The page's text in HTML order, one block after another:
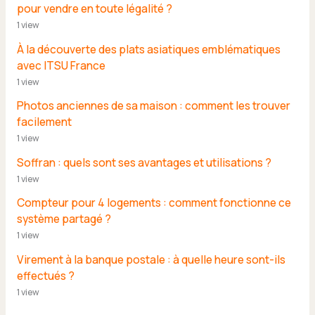
pour vendre en toute légalité ?
1 view
À la découverte des plats asiatiques emblématiques
avec ITSU France
1 view
Photos anciennes de sa maison : comment les trouver
facilement
1 view
Soffran : quels sont ses avantages et utilisations ?
1 view
Compteur pour 4 logements : comment fonctionne ce
système partagé ?
1 view
Virement à la banque postale : à quelle heure sont-ils
effectués ?
1 view